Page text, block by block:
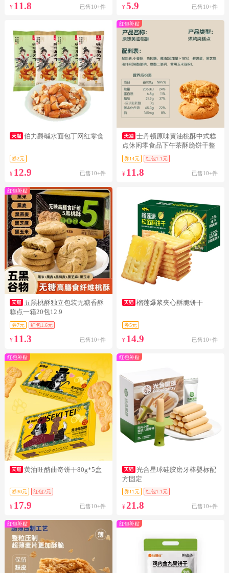
¥ 11.8 已售10+件 ¥5.9 已售10+件
伯力爵碱水面包丁网红零食
券2元
¥ 12.9 已售10+件
红包补贴
士丹顿原味黄油桃酥中式糕
点休闲零食品下午茶酥脆饼干整
箱正品
券14元 红包1.1元
¥ 11.8 已售10+件
红包补贴
五黑桃酥独立包装无糖香酥
糕点一箱20包12.9
券7元 红包1.6元
¥ 11.3 已售10+件
榴莲爆浆夹心酥脆饼干
券5元
¥ 14.9 已售10+件
红包补贴
黄油旺酪曲奇饼干80g*5盒
券30元 红包2元
¥ 17.9 已售10+件
红包补贴
光合星球硅胶磨牙棒婴标配
方固定
券11元 红包1.1元
¥21.8 已售10+件
红包补贴 红包补贴